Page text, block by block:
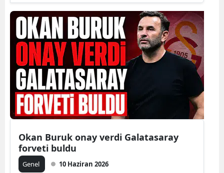
Okan Buruk onay verdi Galatasaray
forveti buldu
Genel 10 Haziran 2026